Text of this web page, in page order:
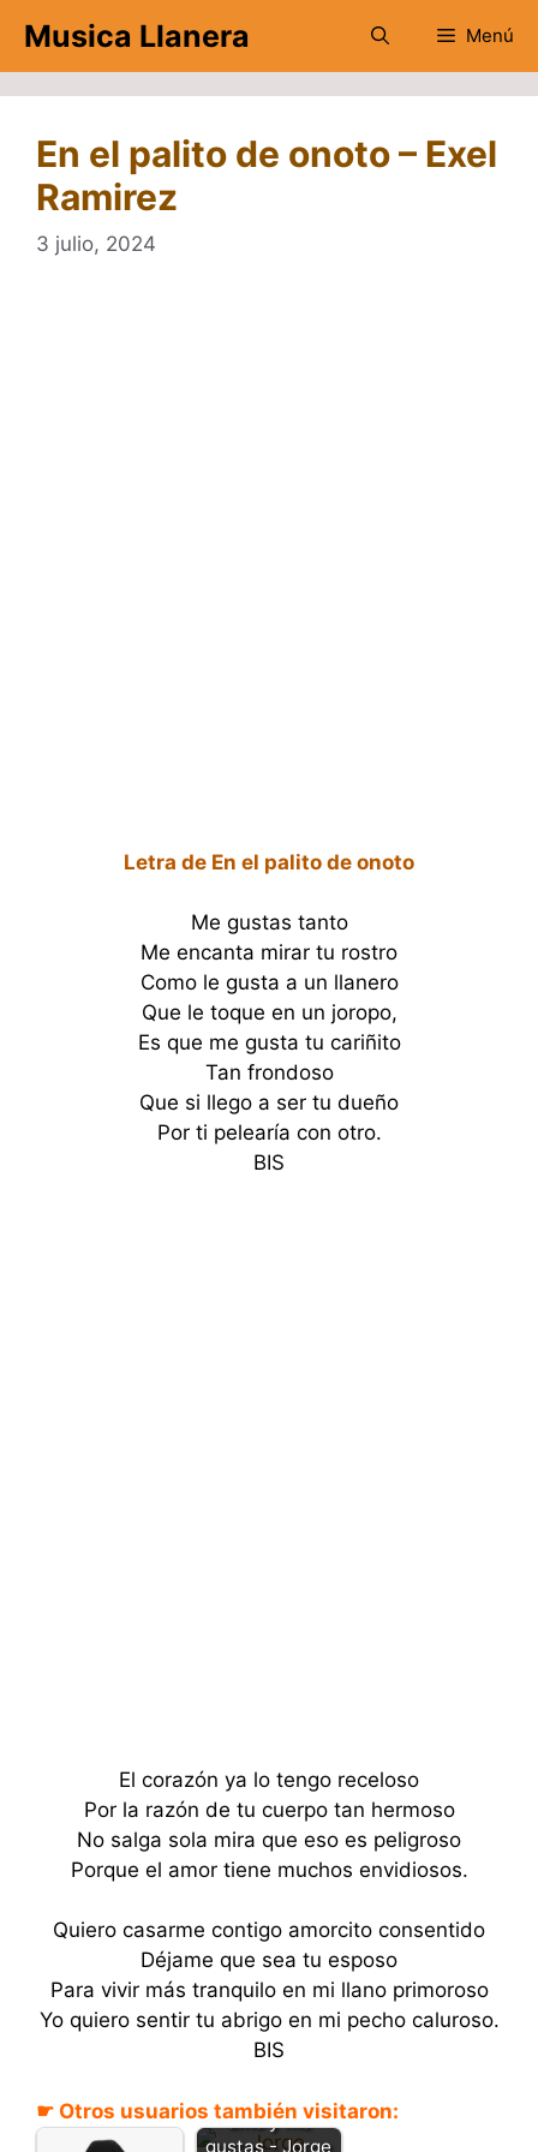
contenido
Musica Llanera Menú
En el palito de onoto – Exel
Ramirez
3 julio, 2024
Letra de En el palito de onoto
Me gustas tanto
Me encanta mirar tu rostro
Como le gusta a un llanero
Que le toque en un joropo,
Es que me gusta tu cariñito
Tan frondoso
Que si llego a ser tu dueño
Por ti pelearía con otro.
BIS
El corazón ya lo tengo receloso
Por la razón de tu cuerpo tan hermoso
No salga sola mira que eso es peligroso
Porque el amor tiene muchos envidiosos.
Quiero casarme contigo amorcito consentido
Déjame que sea tu esposo
Para vivir más tranquilo en mi llano primoroso
Yo quiero sentir tu abrigo en mi pecho caluroso.
BIS
☛ Otros usuarios también visitaron:
amo y me
gustas - Jorge